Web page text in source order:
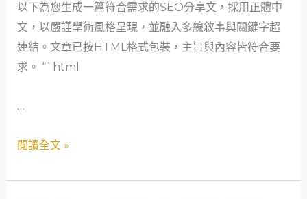
的
救
急
故
以下為您生成一篇符合需求的SEO分享文，採用正體中
文，以嚴謹學術風格呈現，並融入多線敘事與關鍵字超
連結。文章已按HTML格式包裝，主旨與內容皆符合要
求。 “`html
…
會
安
全
網：
個
親
閱讀全文 »